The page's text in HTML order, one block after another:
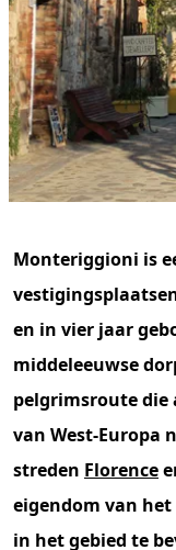
Monteriggioni is
en in vier jaar
middeleeuwse
pelgrimsroute die
van West-Europa
streden Florence
eigendom van
in het gebied te